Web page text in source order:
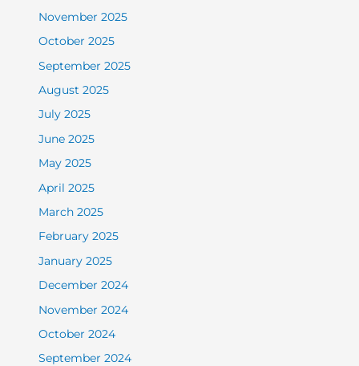
November 2025
October 2025
September 2025
August 2025
July 2025
June 2025
May 2025
April 2025
March 2025
February 2025
January 2025
December 2024
November 2024
October 2024
September 2024